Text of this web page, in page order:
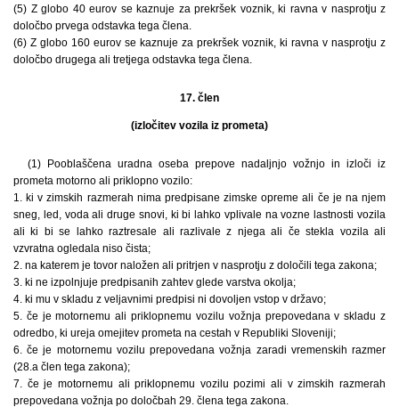
(5) Z globo 40 eurov se kaznuje za prekršek voznik, ki ravna v nasprotju z
določbo prvega odstavka tega člena.
(6) Z globo 160 eurov se kaznuje za prekršek voznik, ki ravna v nasprotju z
določbo drugega ali tretjega odstavka tega člena.
17. člen
(izločitev vozila iz prometa)
(1) Pooblaščena uradna oseba prepove nadaljnjo vožnjo in izloči iz
prometa motorno ali priklopno vozilo:
1. ki v zimskih razmerah nima predpisane zimske opreme ali če je na njem
sneg, led, voda ali druge snovi, ki bi lahko vplivale na vozne lastnosti vozila
ali ki bi se lahko raztresale ali razlivale z njega ali če stekla vozila ali
vzvratna ogledala niso čista;
2. na katerem je tovor naložen ali pritrjen v nasprotju z določili tega zakona;
3. ki ne izpolnjuje predpisanih zahtev glede varstva okolja;
4. ki mu v skladu z veljavnimi predpisi ni dovoljen vstop v državo;
5. če je motornemu ali priklopnemu vozilu vožnja prepovedana v skladu z
odredbo, ki ureja omejitev prometa na cestah v Republiki Sloveniji;
6. če je motornemu vozilu prepovedana vožnja zaradi vremenskih razmer
(28.a člen tega zakona);
7. če je motornemu ali priklopnemu vozilu pozimi ali v zimskih razmerah
prepovedana vožnja po določbah 29. člena tega zakona.